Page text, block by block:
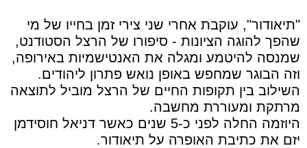
"תיאודור", עוקבת אחרי שני צירי זמן בחייו של מי
שהפך להוגה הציונות - סיפורו של הרצל הסטודנט,
שמנסה להיטמע ומגלה את האנטישמיות באירופה,
וזה הבוגר שמחפש באופן נואש פתרון ליהודים.
השילוב בין תקופות החיים של הרצל מוביל לתוצאה
מרתקת ומעוררת מחשבה.
היוזמה החלה לפני כ-5 שנים כאשר דניאל חוסידמן
יזם את כתיבת האופרה על תיאודור.